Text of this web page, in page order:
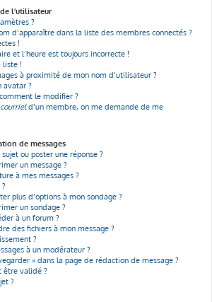
l’utilisateur
?
d’apparaître dans la liste des membres connectés ?
!
et l’heure est toujours incorrecte !
liste !
à proximité de mon nom d’utilisateur ?
avatar ?
le modifier ?
courrield’un membre, on me demande de me
de messages
ou poster une réponse ?
un message ?
à mes messages ?
plus d’options à mon sondage ?
un sondage ?
à un forum ?
des fichiers à mon message ?
?
à un modérateur ?
» dans la page de rédaction de message ?
être validé ?
?